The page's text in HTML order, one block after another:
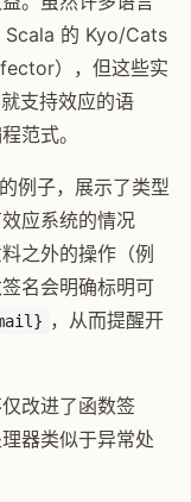
Scala 的 Kyo/Cats
），但这些实
支持效应的语
范式。
例子，展示了类型
应系统的情况
之外的操作（例
名会明确标明可
，从而提醒开
改进了函数签
器类似于异常处